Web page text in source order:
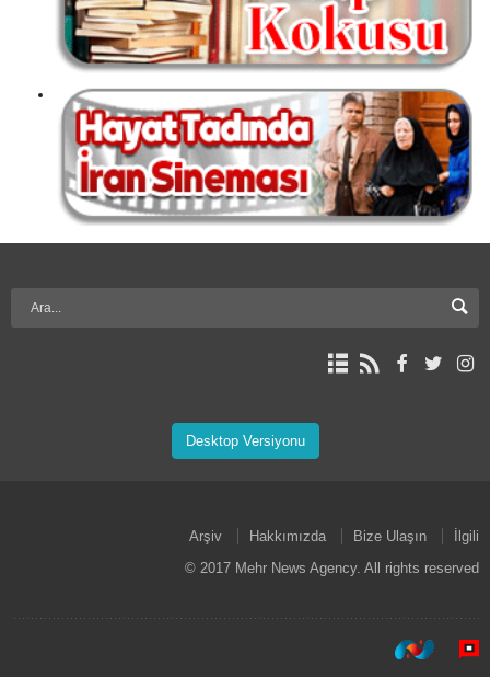
Desktop Versiyonu
Arşiv Hakkımızda Bize Ulaşın
İlgili
© 2017 Mehr News Agency. All rights reserved